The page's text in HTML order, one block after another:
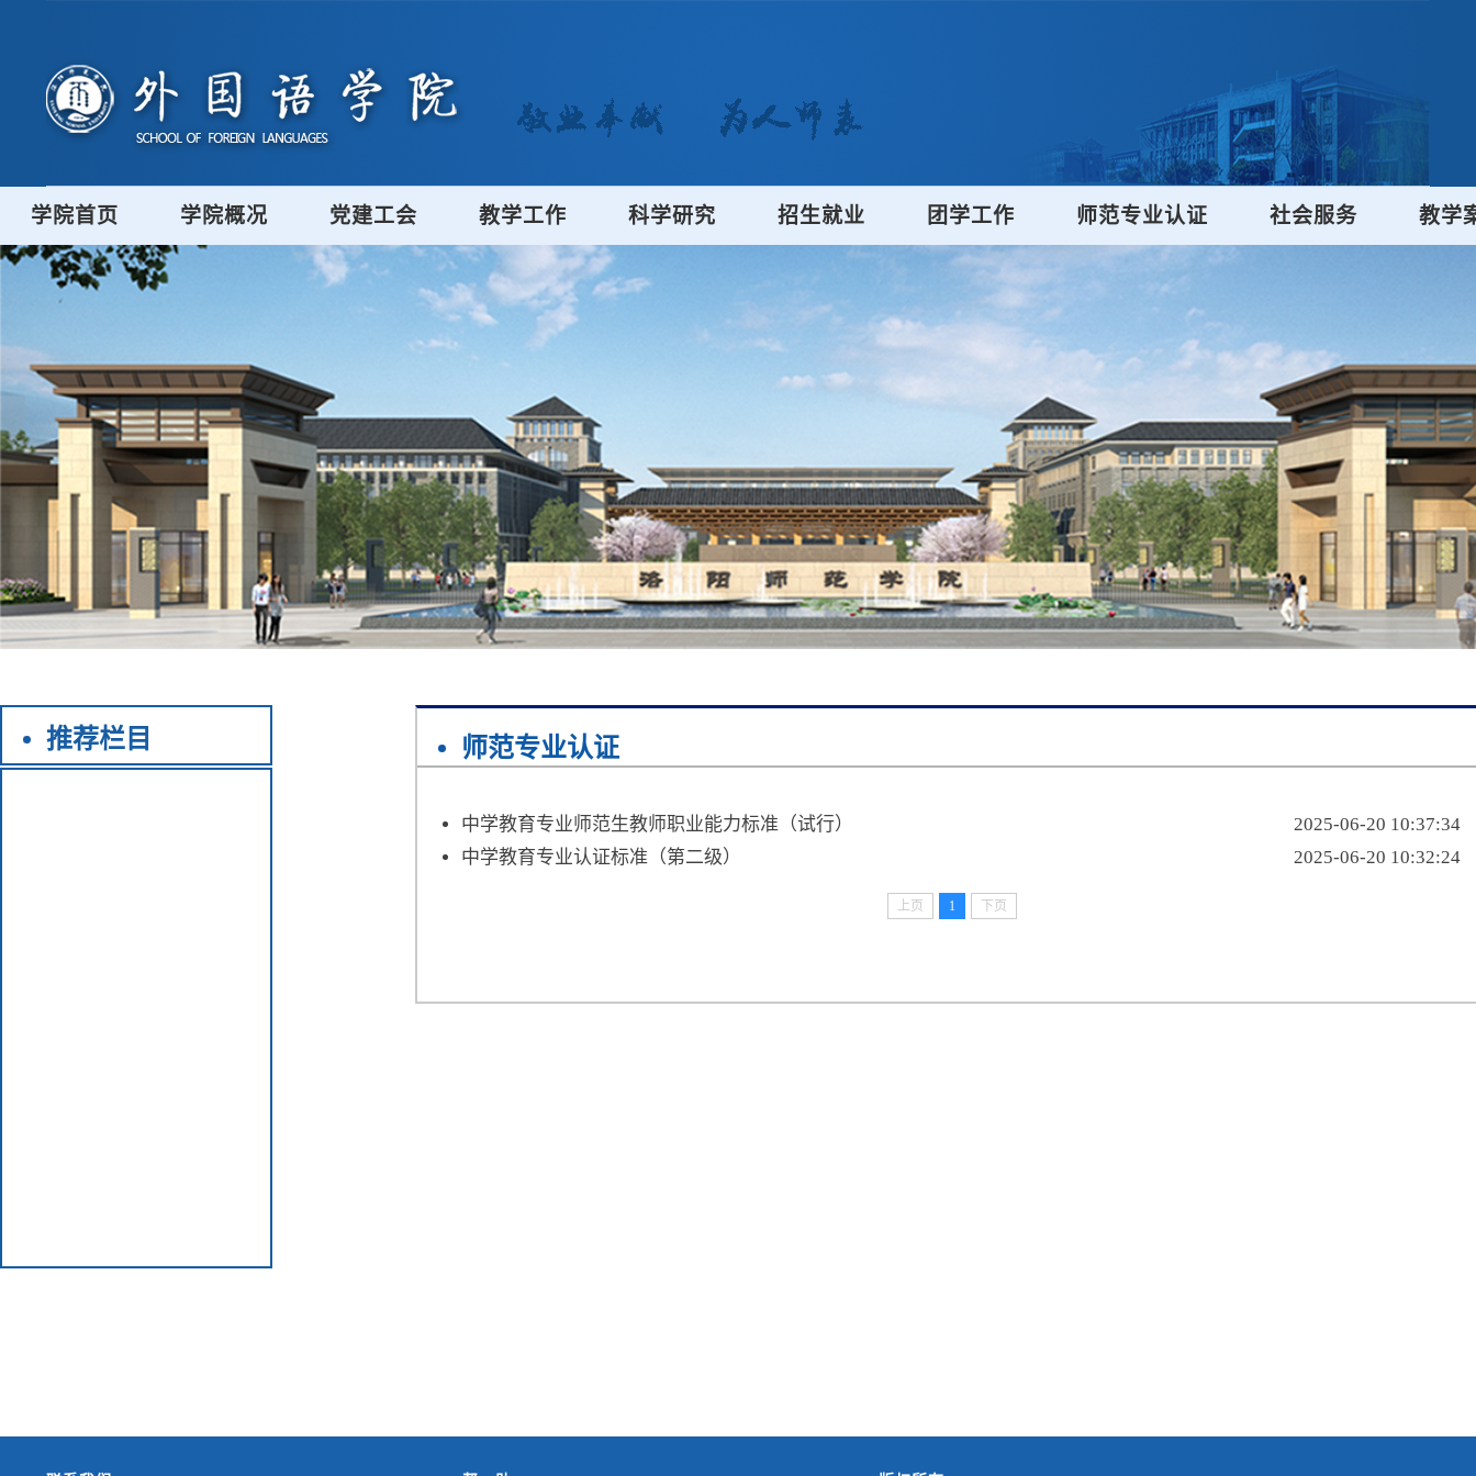
学院首页 学院概况 党建工会 教学工作 科学研究 招生就业 团学工作 师范专业认证 社会服务 教学
推荐栏目 师范专业认证
2025-06-20 10:37:34
中学教育专业师范生教师职业能力标准（试行）
2025-06-20 10:32:24
中学教育专业认证标准（第二级）
上页 1 下页